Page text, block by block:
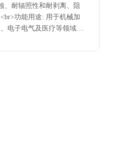
、耐辐照性和耐剥离、阻
功能用途: 用于机械加
电子电气及医疗等领域。
15mm，20mm，25mm，